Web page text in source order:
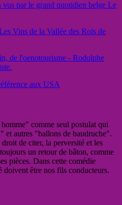
vus par le grand quotidien belge Le
Vins de la Vallée des Rois de
de l'oenotourisme - Rodolphe
aux USA
comme seul postulat qui
et autres "ballons de baudruche".
de citer, la perversité et les
un retour de bâton, comme
pièces. Dans cette comédie
être nos fils conducteurs.